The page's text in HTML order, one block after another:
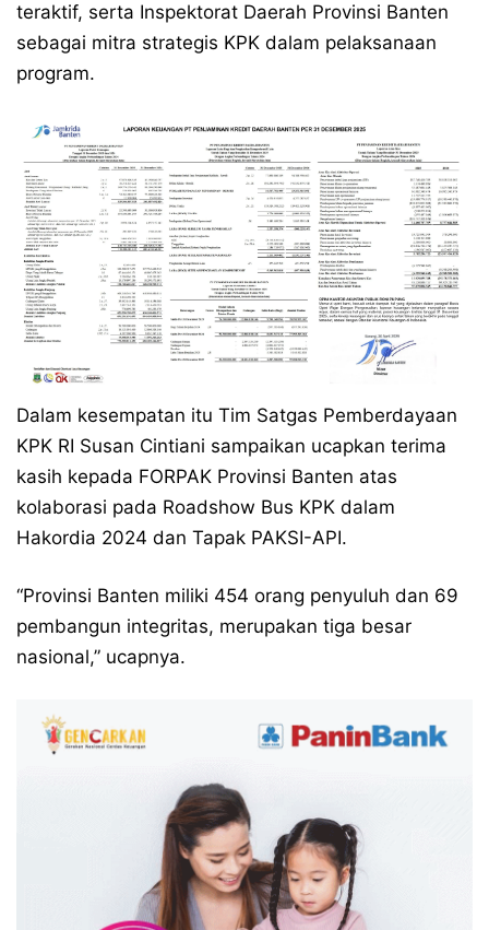
teraktif, serta Inspektorat Daerah Provinsi Banten
sebagai mitra strategis KPK dalam pelaksanaan
program.
Dalam kesempatan itu Tim Satgas Pemberdayaan
KPK RI Susan Cintiani sampaikan ucapkan terima
kasih kepada FORPAK Provinsi Banten atas
kolaborasi pada Roadshow Bus KPK dalam
Hakordia 2024 dan Tapak PAKSI-API.
“Provinsi Banten miliki 454 orang penyuluh dan 69
pembangun integritas, merupakan tiga besar
nasional,” ucapnya.